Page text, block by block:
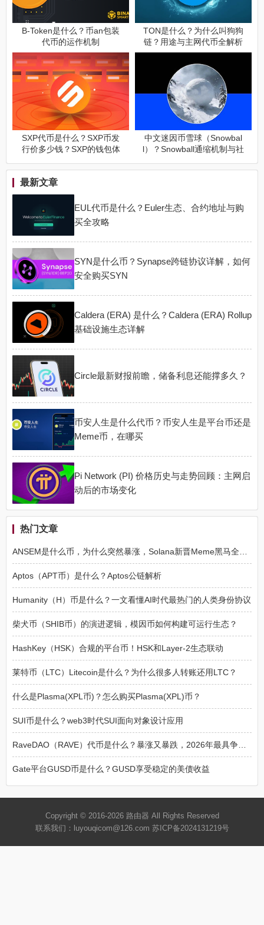
B-Token是什么？币an包装
代币的运作机制
TON是什么？为什么叫狗狗
链？用途与主网代币全解析
SXP代币是什么？SXP币发
行价多少钱？SXP的钱包体
中文迷因币雪球（Snowbal
l）？Snowball通缩机制与社
最新文章
EUL代币是什么？Euler生态、合约地址与购
买全攻略
SYN是什么币？Synapse跨链协议详解，如何
安全购买SYN
Caldera (ERA) 是什么？Caldera (ERA) Rollup
基础设施生态详解
Circle最新财报前瞻，储备利息还能撑多久？
币安人生是什么代币？币安人生是平台币还是
Meme币，在哪买
Pi Network (PI) 价格历史与走势回顾：主网启
动后的市场变化
热门文章
ANSEM是什么币，为什么突然暴涨，Solana新晋Meme黑马全面解读
Aptos（APT币）是什么？Aptos公链解析
Humanity（H）币是什么？一文看懂AI时代最热门的人类身份协议
柴犬币（SHIB币）的演进逻辑，模因币如何构建可运行生态？
HashKey（HSK）合规的平台币！HSK和Layer-2生态联动
莱特币（LTC）Litecoin是什么？为什么很多人转账还用LTC？
什么是Plasma(XPL币)？怎么购买Plasma(XPL)币？
SUI币是什么？web3时代SUI面向对象设计应用
RaveDAO（RAVE）代币是什么？暴涨又暴跌，2026年最具争议的加密项目
Gate平台GUSD币是什么？GUSD享受稳定的美债收益
Copyright © 2016-2026 路由器 All Rights Reserved
联系我们：luyouqicom@126.com 苏ICP备2024131219号